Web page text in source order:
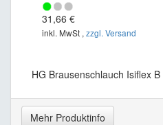
31,66 €
inkl. MwSt , zzgl. Versand
HG Brausenschlauch Isiflex
Mehr Produktinfo